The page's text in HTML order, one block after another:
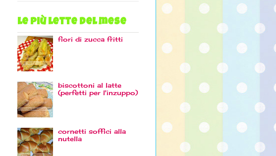
le più lette del mese
fiori di zucca fritti
biscottoni al latte
(perfetti per l'inzuppo)
cornetti soffici alla
nutella